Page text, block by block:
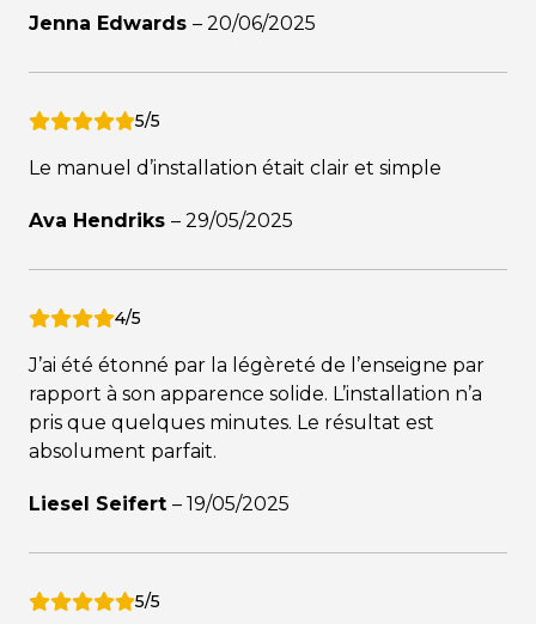
Jenna Edwards – 20/06/2025
5/5
Le manuel d’installation était clair et simple
Ava Hendriks – 29/05/2025
4/5
J’ai été étonné par la légèreté de l’enseigne par
rapport à son apparence solide. L’installation n’a
pris que quelques minutes. Le résultat est
absolument parfait.
Liesel Seifert – 19/05/2025
5/5